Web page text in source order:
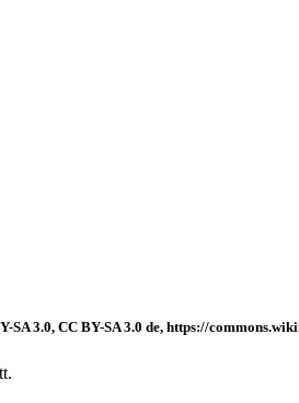
3.0, CC BY-SA 3.0 de, https://